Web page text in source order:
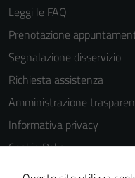
Leggi le FAQ
Prenotazione
Segnalazione disservizio
Richiesta assistenza
Amministrazione
Informativa privacy
Cookie Policy
Note legali